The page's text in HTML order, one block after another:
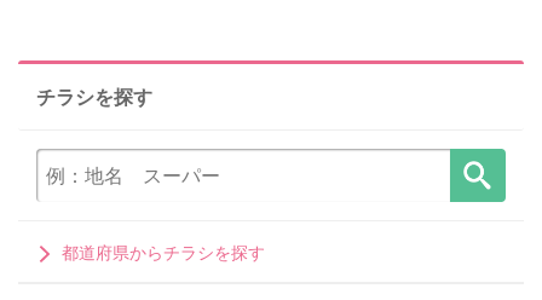
チラシを探す
都道府県からチラシを探す